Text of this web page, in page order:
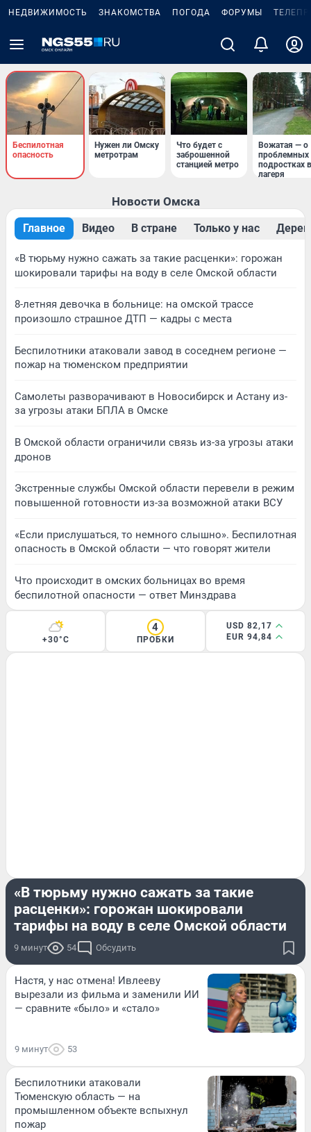
НЕДВИЖИМОСТЬ ЗНАКОМСТВА ПОГОДА ФОРУМЫ
Беспилотная
опасность
Нужен ли Омску
метротрам
Что будет с
заброшенной
станцией метро
Вожатая — о
проблемных
подростках в
лагеря
Новости Омска
Главное Видео В стране Только у нас
«В тюрьму нужно сажать за такие расценки»: горожан
шокировали тарифы на воду в селе Омской области
8-летняя девочка в больнице: на омской трассе
произошло страшное ДТП — кадры с места
Беспилотники атаковали завод в соседнем регионе —
пожар на тюменском предприятии
Самолеты разворачивают в Новосибирск и Астану из-
за угрозы атаки БПЛА в Омске
В Омской области ограничили связь из-за угрозы атаки
дронов
Экстренные службы Омской области перевели в режим
повышенной готовности из-за возможной атаки ВСУ
«Если прислушаться, то немного слышно». Беспилотная
опасность в Омской области — что говорят жители
Что происходит в омских больницах во время
беспилотной опасности — ответ Минздрава
+30°C
4
ПРОБКИ
USD 82,17
EUR 94,84
«В тюрьму нужно сажать за такие
расценки»: горожан шокировали
тарифы на воду в селе Омской области
9 минут 54 Обсудить
Настя, у нас отмена! Ивлееву
вырезали из фильма и заменили ИИ
— сравните «было» и «стало»
9 минут 53
Беспилотники атаковали
Тюменскую область — на
промышленном объекте вспыхнул
пожар